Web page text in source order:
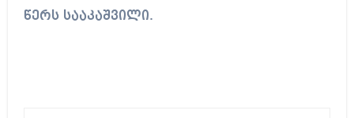
წერს სააკაშვილი.